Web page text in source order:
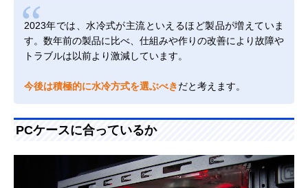
2023年では、水冷式が主流といえるほど製品が増えていま
す。数年前の製品に比べ、仕組みや作りの改善により故障や
トラブルは以前より激減しています。
今後は積極的に水冷方式を選ぶべきだと考えます。
PCケースに合っているか